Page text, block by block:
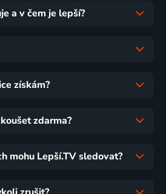
a v čem je lepší?
získám?
zdarma?
mohu Lepší.TV sledovat?